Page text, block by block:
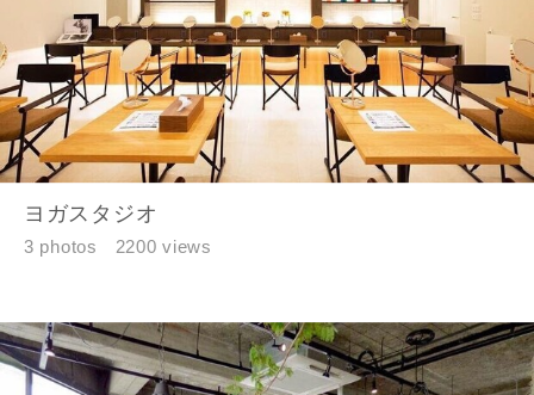
ヨガスタジオ
3 photos 2200 views
都道府県
市区町村
町名
番地、建物名